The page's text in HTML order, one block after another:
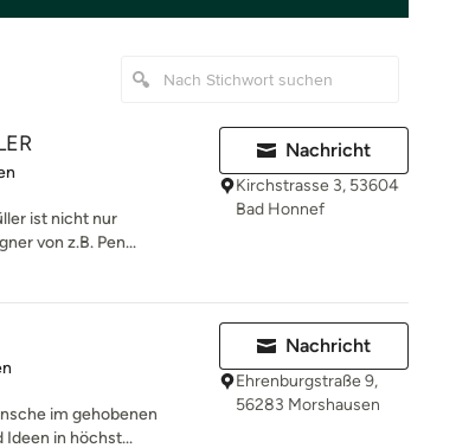
5 Sternen
ist nicht nur
von z.B. Pen...
Nachricht
Kirchstrasse 3, 53604
Bad Honnef
5 Sternen
im gehobenen
Ideen in höchst...
Nachricht
Ehrenburgstraße 9,
56283 Morshausen